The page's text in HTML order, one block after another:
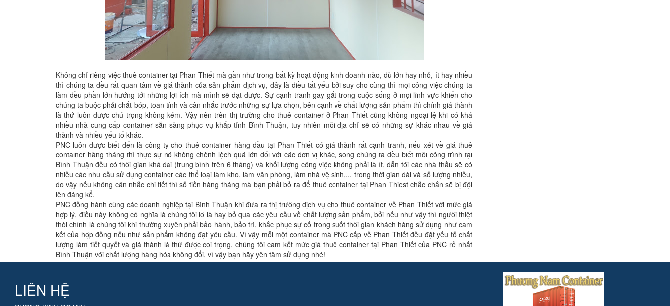
Không chỉ riêng việc thuê container tại Phan Thiết mà gần như trong bất kỳ hoạt động kinh doanh nào, dù lớn hay nhỏ, ít hay nhiều
thì chúng ta đều rất quan tâm về giá thành của sản phẩm dịch vụ, đây là điều tất yếu bởi suy cho cùng thì mọi công việc chúng ta
làm đều phần lớn hướng tới những lợi ích mà mình sẽ đạt được. Sự cạnh tranh gay gắt trong cuộc sống ở mọi lĩnh vực khiến cho
chúng ta buộc phải chắt bóp, toan tính và cân nhắc trước những sự lựa chọn, bên cạnh về chất lượng sản phẩm thì chính giá thành
là thứ luôn được chú trọng không kém. Vậy nên trên thị trường cho thuê container ở Phan Thiết cũng không ngoại lệ khi có khá
nhiều nhà cung cấp container sẵn sàng phục vụ khắp tỉnh Bình Thuận, tuy nhiên mỗi địa chỉ sẽ có những sự khác nhau về giá
thành và nhiều yếu tố khác.
PNC luôn được biết đến là công ty cho thuê container hàng đầu tại Phan Thiết có giá thành rất cạnh tranh, nếu xét về giá thuê
container hàng tháng thì thực sự nó không chênh lệch quá lớn đối với các đơn vị khác, song chúng ta đều biết mỗi công trình tại
Bình Thuận đều có thời gian khá dài (trung bình trên 6 tháng) và khối lượng công việc không phải là ít, dẫn tới các nhà thầu sẽ có
nhiều các nhu cầu sử dụng container các thể loại làm kho, làm văn phòng, làm nhà vệ sinh,... trong thời gian dài và số lượng nhiều,
do vậy nếu không cân nhắc chi tiết thì số tiền hàng tháng mà bạn phải bỏ ra để thuê container tại Phan Thiest chắc chắn sẽ bị đội
lên đáng kể.
PNC đồng hành cùng các doanh nghiệp tại Bình Thuận khi đưa ra thị trường dịch vụ cho thuê container về Phan Thiết với mức giá
hợp lý, điều này không có nghĩa là chúng tôi lơ là hay bỏ qua các yêu cầu về chất lượng sản phẩm, bởi nếu như vậy thì người thiệt
thòi chính là chúng tôi khi thường xuyên phải bảo hành, bảo trì, khắc phục sự cố trong suốt thời gian khách hàng sử dụng như cam
kết của hợp đồng nếu như sản phẩm không đạt yêu cầu. Vì vậy mỗi một container mà PNC cấp về Phan Thiết đều đặt yếu tố chất
lượng làm tiết quyết và giá thành là thứ được coi trọng, chúng tôi cam kết mức giá thuê container tại Phan Thiết của PNC rẻ nhất
Bình Thuận với chất lượng hàng hóa không đổi, vì vậy bạn hãy yên tâm sử dụng nhé!
LIÊN HỆ